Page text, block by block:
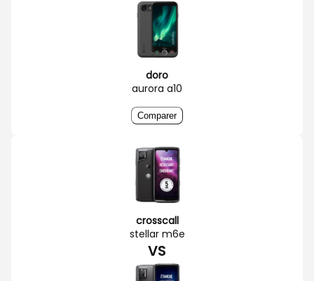
doro
aurora a10
Comparer
crosscall
stellar m6e
VS